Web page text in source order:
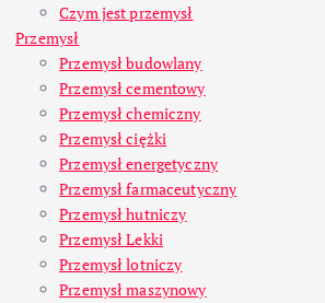
Czym jest przemysł
Przemysł
Przemysł budowlany
Przemysł cementowy
Przemysł chemiczny
Przemysł ciężki
Przemysł energetyczny
Przemysł farmaceutyczny
Przemysł hutniczy
Przemysł Lekki
Przemysł lotniczy
Przemysł maszynowy